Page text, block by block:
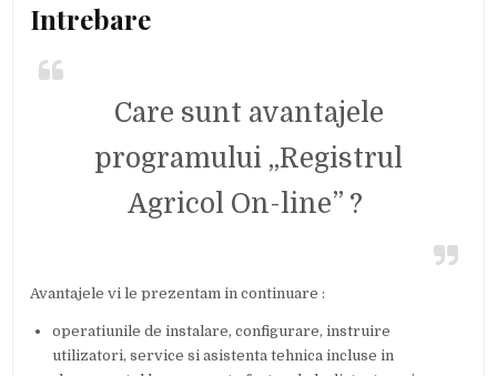
Intrebare
Care sunt avantajele
programului „Registrul
Agricol On-line” ?
Avantajele vi le prezentam in continuare :
operatiunile de instalare, configurare, instruire
utilizatori, service si asistenta tehnica incluse in